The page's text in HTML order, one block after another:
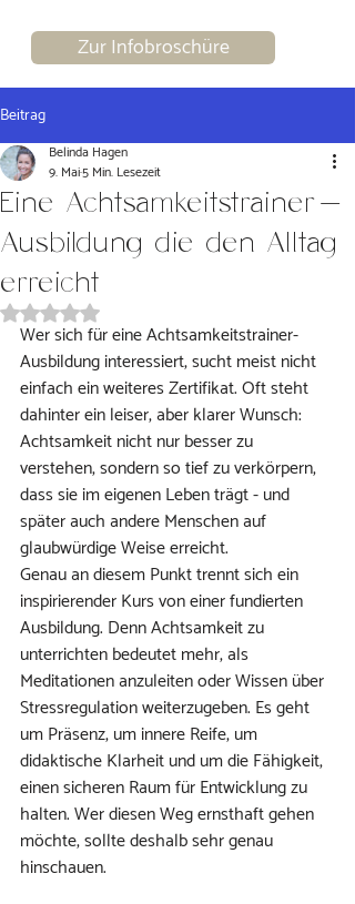
Zur Infobroschüre
Beitrag
Eine Achtsamkeitstrainer-
Ausbildung die den Alltag
erreicht
Belinda Hagen
9. Mai5 Min. Lesezeit
Mit NaN von 5 Sternen bewertet.
Wer sich für eine Achtsamkeitstrainer-
Ausbildung interessiert, sucht meist nicht
einfach ein weiteres Zertifikat. Oft steht
dahinter ein leiser, aber klarer Wunsch:
Achtsamkeit nicht nur besser zu
verstehen, sondern so tief zu verkörpern,
dass sie im eigenen Leben trägt - und
später auch andere Menschen auf
glaubwürdige Weise erreicht.
Genau an diesem Punkt trennt sich ein
inspirierender Kurs von einer fundierten
Ausbildung. Denn Achtsamkeit zu
unterrichten bedeutet mehr, als
Meditationen anzuleiten oder Wissen über
Stressregulation weiterzugeben. Es geht
um Präsenz, um innere Reife, um
didaktische Klarheit und um die Fähigkeit,
einen sicheren Raum für Entwicklung zu
halten. Wer diesen Weg ernsthaft gehen
möchte, sollte deshalb sehr genau
hinschauen.